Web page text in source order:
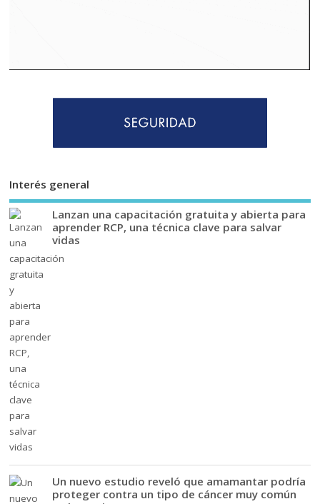
Interés general
Lanzan una capacitación gratuita y abierta para
aprender RCP, una técnica clave para salvar
vidas
Un nuevo estudio reveló que amamantar podría
proteger contra un tipo de cáncer muy común